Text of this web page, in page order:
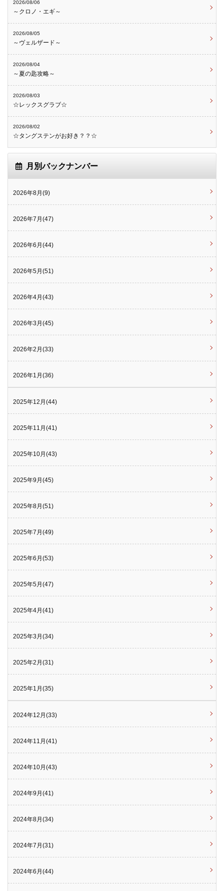
2026/08/06
～クロノ・エギ～
2026/08/05
～ヴェルザード～
2026/08/04
～夏の匙攻略～
2026/08/03
☆レックスグラブ☆
2026/08/02
☆タングステンがお好き？？☆
月別バックナンバー
2026年8月(9)
2026年7月(47)
2026年6月(44)
2026年5月(51)
2026年4月(43)
2026年3月(45)
2026年2月(33)
2026年1月(36)
2025年12月(44)
2025年11月(41)
2025年10月(43)
2025年9月(45)
2025年8月(51)
2025年7月(49)
2025年6月(53)
2025年5月(47)
2025年4月(41)
2025年3月(34)
2025年2月(31)
2025年1月(35)
2024年12月(33)
2024年11月(41)
2024年10月(43)
2024年9月(41)
2024年8月(34)
2024年7月(31)
2024年6月(44)